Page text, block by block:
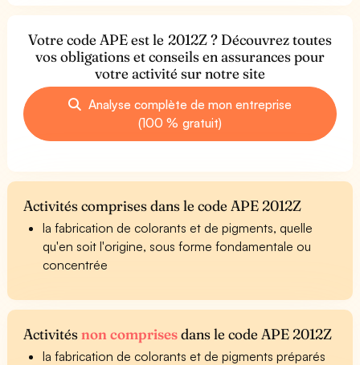
Votre code APE est le 2012Z ? Découvrez toutes
vos obligations et conseils en assurances pour
votre activité sur notre site
Analyse complète de mon entreprise
(100 % gratuit)
Activités comprises dans le code APE 2012Z
la fabrication de colorants et de pigments, quelle
qu'en soit l'origine, sous forme fondamentale ou
concentrée
Activitésnon comprisesdans le code APE 2012Z
la fabrication de colorants et de pigments préparés